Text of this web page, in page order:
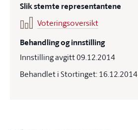
Slik stemte representantene
Voteringsoversikt
Behandling og innstilling
Innstilling avgitt 09.12.2014
Behandlet i Stortinget: 16.12.2014